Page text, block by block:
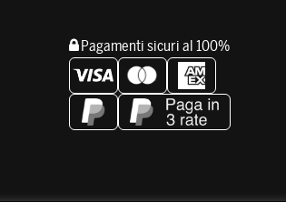
Pagamenti sicuri al 100%